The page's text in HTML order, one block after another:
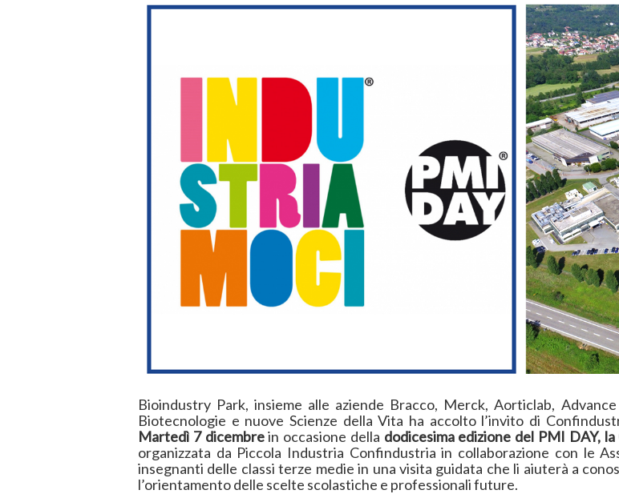
Bioindustry Park, insieme alle aziende Bracco, Merck, Aorticlab,
Biotecnologie e nuove Scienze della Vita ha accolto l’invito di
Martedì 7 dicembrein occasione della dodicesima edizione del PMI DAY,
organizzata da Piccola Industria Confindustria in collaborazione con le
insegnanti delle classi terze medie in una visita guidata che li aiuterà a
l’orientamento delle scelte scolastiche e professionali future.